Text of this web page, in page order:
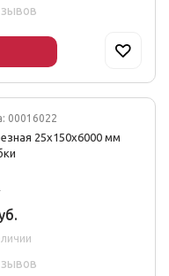
00016022
25x150x6000 мм